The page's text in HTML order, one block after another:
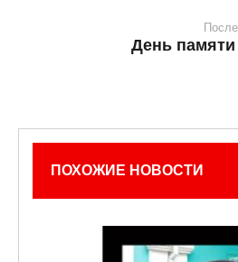
После
День памяти
ПОХОЖИЕ НОВОСТИ